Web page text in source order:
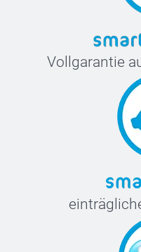
Vollgarantie